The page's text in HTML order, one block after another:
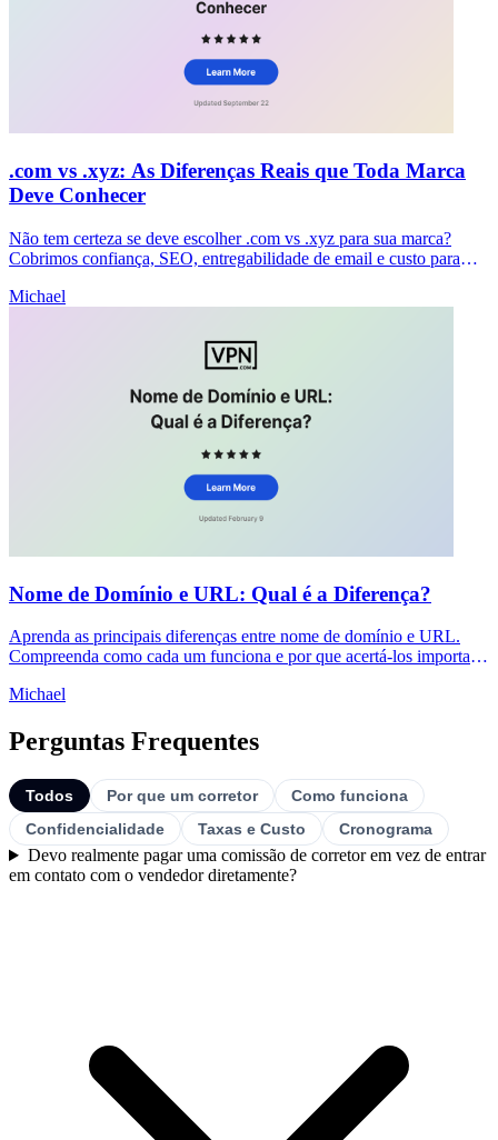
.com vs .xyz: As Diferenças Reais que Toda Marca
Deve Conhecer
Não tem certeza se deve escolher .com vs .xyz para sua marca?
Cobrimos confiança, SEO, entregabilidade de email e custo para
Michael
Nome de Domínio e URL: Qual é a Diferença?
Aprenda as principais diferenças entre nome de domínio e URL.
Compreenda como cada um funciona e por que acertá-los importa
Michael
Perguntas Frequentes
Todos Por que um corretor
Como funciona
Confidencialidade
Taxas e Custo Cronograma
Devo realmente pagar uma comissão de corretor em vez de entrar
em contato com o vendedor diretamente?